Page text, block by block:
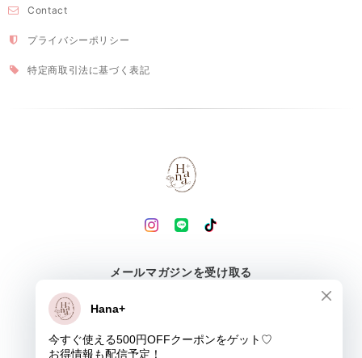
Contact
プライバシーポリシー
特定商取引法に基づく表記
メールマガジンを受け取る